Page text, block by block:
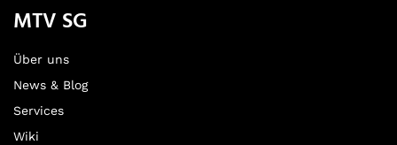
MTV SG
Über uns
News & Blog
Services
Wiki